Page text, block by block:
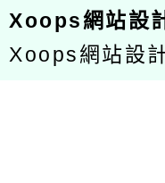
Xoops網站設
Xoops網站設